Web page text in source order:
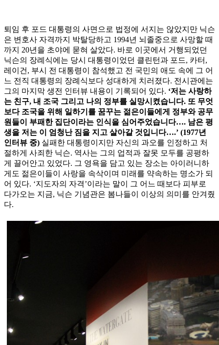
퇴임 후 포드 대통령의 사면으로 법정에 서지는 않았지만 닉슨
은 변호사 자격까지 박탈당하고 1994년 뇌졸중으로 사망할 때
까지 20년을 초야에 묻혀 살았다. 바로 이곳에서 거행되었던
닉슨의 장례식에는 당시 대통령이었던 클린턴과 포드, 카터,
레이건, 부시 전 대통령이 참석했고 전 국민의 애도 속에 그 어
느 전직 대통령의 장례식보다 성대하게 치러졌다. 전시관에는
그의 마지막 생전 인터뷰 내용이 기록되어 있다. ‘저는 사랑하
는 친구, 내 조국 그리고 나의 정부를 실망시켰습니다. 또 무엇
보다 조국을 위해 일하기를 꿈꾸는 젊은이들에게 정부와 공무
원들이 부패한 집단이라는 인식을 심어주었습니다…. 남은 평
생을 저는 이 엄청난 짐을 지고 살아갈 것입니다….’ (1977년
인터뷰 중) 실패한 대통령이지만 자신의 과오를 인정하고 처
절하게 사죄한 닉슨. 역사는 그의 업적과 잘못 모두를 공평하
게 끌어안고 있었다. 그 영욕을 담고 있는 장소는 아이러니하
게도 젊은이들이 사랑을 속삭이며 미래를 약속하는 명소가 되
어 있다. ‘지도자의 자격’이라는 말이 그 어느 때보다 피부로
다가오는 지금, 닉슨 기념관은 봄나들이 이상의 의미를 안겨줬
다.